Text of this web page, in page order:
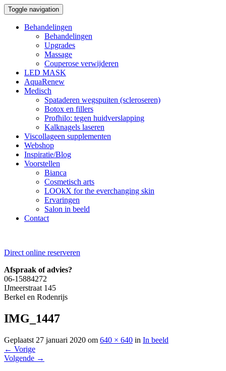
Toggle navigation
Behandelingen
Behandelingen
Upgrades
Massage
Couperose verwijderen
LED MASK
AquaRenew
Medisch
Spataderen wegspuiten (scleroseren)
Botox en fillers
Profhilo: tegen huidverslapping
Kalknagels laseren
Viscollageen supplementen
Webshop
Inspiratie/Blog
Voorstellen
Bianca
Cosmetisch arts
LOOkX for the everchanging skin
Ervaringen
Salon in beeld
Contact
Direct online reserveren
Afspraak of advies?
06-15884272
IJmeerstraat 145
Berkel en Rodenrijs
IMG_1447
Geplaatst 27 januari 2020 om 640 × 640 in In beeld
← Vorige
Volgende →